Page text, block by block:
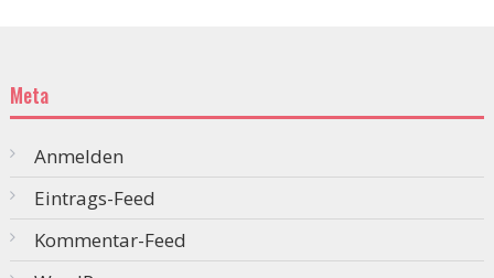
Meta
Anmelden
Eintrags-Feed
Kommentar-Feed